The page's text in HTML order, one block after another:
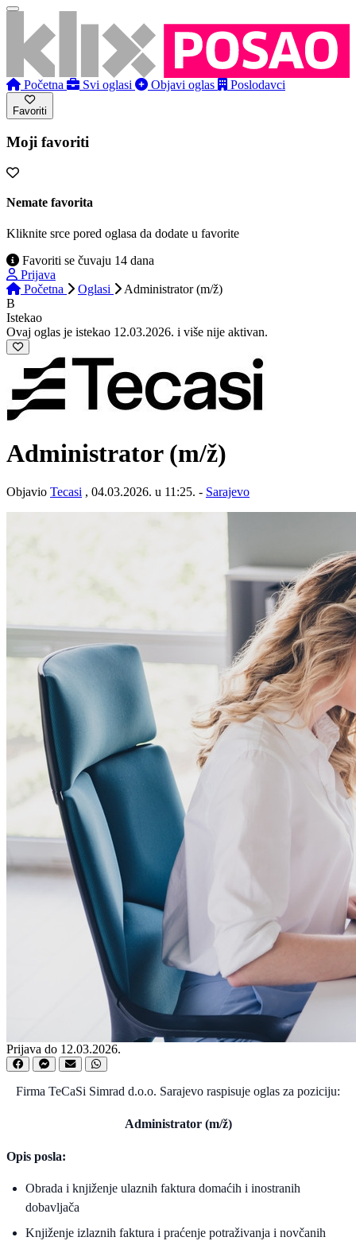
Početna Svi oglasi Objavi oglas Poslodavci
Favoriti
Moji favoriti
Nemate favorita
Kliknite srce pored oglasa da dodate u favorite
Favoriti se čuvaju 14 dana
Prijava
Početna
Oglasi
Administrator (m/ž)
B
Istekao
Ovaj oglas je istekao 12.03.2026. i više nije aktivan.
Administrator (m/ž)
Objavio Tecasi , 04.03.2026. u 11:25. - Sarajevo
Prijava do 12.03.2026.
Firma TeCaSi Simrad d.o.o. Sarajevo raspisuje oglas za poziciju:
Administrator (m/ž)
Opis posla:
Obrada i knjiženje ulaznih faktura domaćih i inostranih
dobavljača
Knjiženje izlaznih faktura i praćenje potraživanja i novčanih